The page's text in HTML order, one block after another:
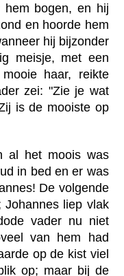
bogen, en hij
en hoorde hem
hij bijzonder
meisje, met een
haar, reikte
zei: "Zie je wat
is de mooiste op
al het moois was
in bed en er was
De volgende
Johannes liep vlak
vader nu niet
van hem had
op de kist viel
op; maar bij de